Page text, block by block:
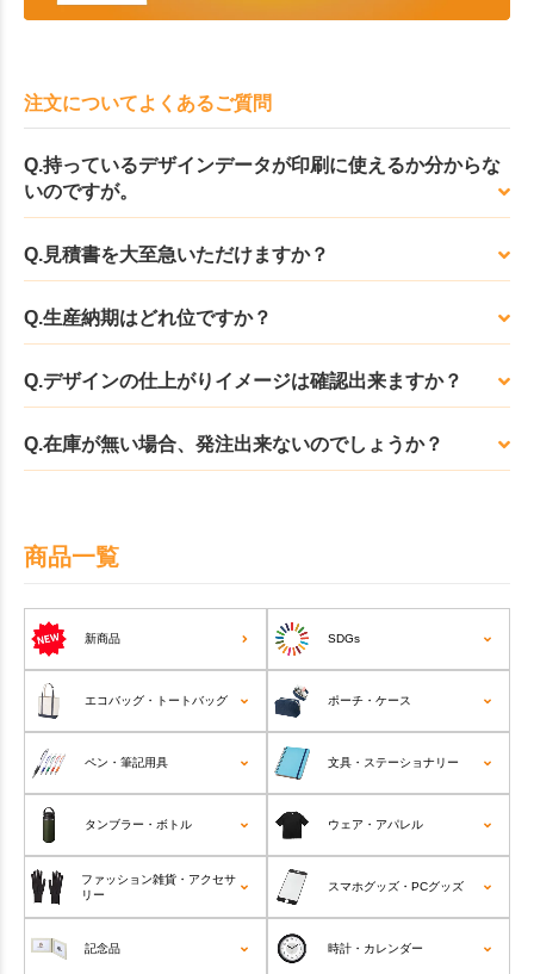
注文についてよくあるご質問
Q.持っているデザインデータが印刷に使えるか分からな
いのですが。
Q.見積書を大至急いただけますか？
Q.生産納期はどれ位ですか？
Q.デザインの仕上がりイメージは確認出来ますか？
Q.在庫が無い場合、発注出来ないのでしょうか？
商品一覧
新商品 SDGs
エコバッグ・トートバッグ ポーチ・ケース
ペン・筆記用具 文具・ステーショナリー
タンブラー・ボトル ウェア・アパレル
ファッション雑貨・アクセサ
リー
スマホグッズ・PCグッズ
記念品 時計・カレンダー